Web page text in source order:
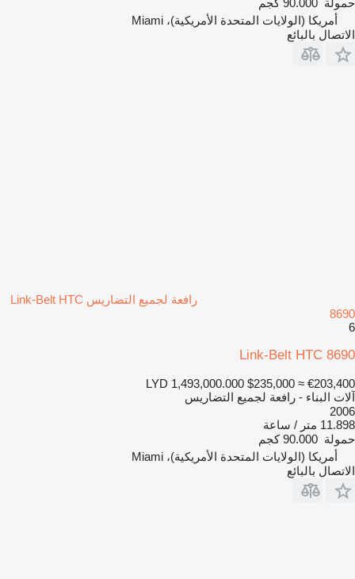
أمريكا (الولايات المتحدة الأمريكية)، Miami
الاتصال بالبائع
رافعة لجميع التضاريس Link-Belt HTC
8690
6
Link-Belt HTC 8690
LYD 1,493,000.000 $235,000 ≈ €203,400
آلات البناء - رافعة لجميع التضاريس
2006
11.898 متر / ساعة
حمولة 90.000 كجم
أمريكا (الولايات المتحدة الأمريكية)، Miami
الاتصال بالبائع